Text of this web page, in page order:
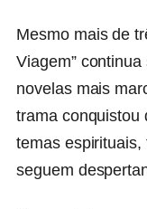
Mesmo mais de
Viagem”
novelas mais
trama conquistou
temas
seguem